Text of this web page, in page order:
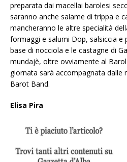
preparata dai macellai barolesi
saranno anche salame di trippa e
mancheranno le altre specialità
formaggi e salumi Dop, salsiccia e
base di nocciola e le castagne di
mundajè, oltre ovviamente al
giornata sarà accompagnata dalle
Barot Band.
Elisa Pira